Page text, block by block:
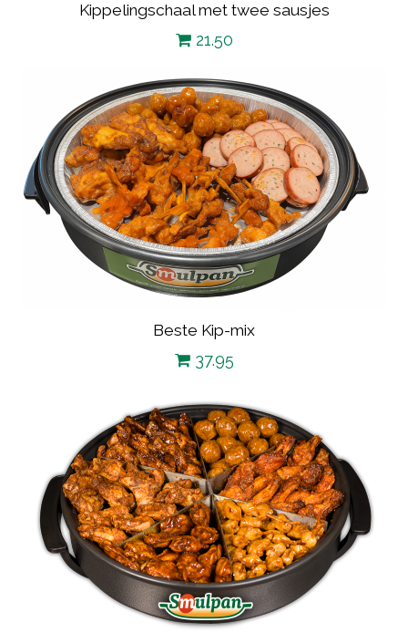
Kippelingschaal met twee sausjes
21.50
Beste Kip-mix
37.95